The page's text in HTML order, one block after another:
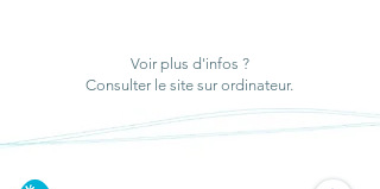
Voir plus d'infos ?
Consulter le site sur ordinateur.